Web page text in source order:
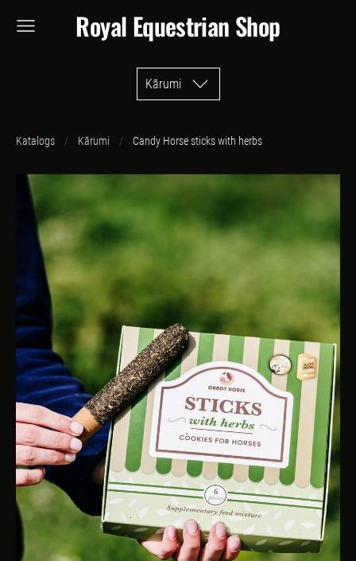
Royal Equestrian Shop
Kārumi
Katalogs Kārumi Candy Horse sticks with herbs